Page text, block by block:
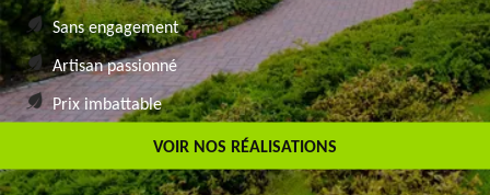
VOIR NOS RÉALISATIONS
Sans engagement
Artisan passionné
Prix imbattable
Travail de qualité